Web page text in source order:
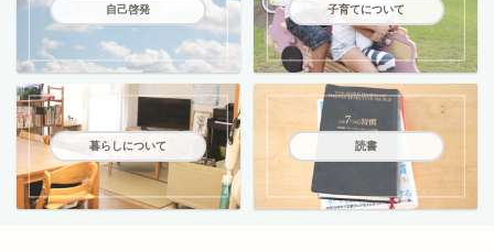
自己啓発 子育てについて
暮らしについて 読書